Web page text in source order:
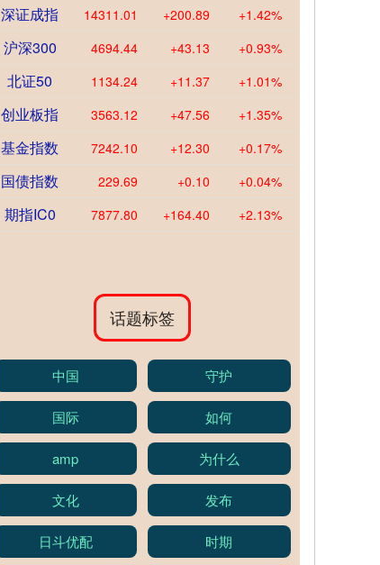
深证成指 14311.01 +200.89 +1.42%
沪深300 4694.44 +43.13 +0.93%
北证50 1134.24 +11.37 +1.01%
创业板指 3563.12 +47.56 +1.35%
基金指数 7242.10 +12.30 +0.17%
国债指数 229.69 +0.10 +0.04%
期指IC0 7877.80 +164.40 +2.13%
话题标签
中国 守护
国际 如何
amp 为什么
文化 发布
日斗优配 时期